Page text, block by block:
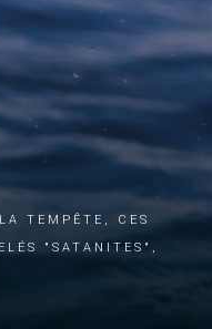
tempête, ces
"satanites",